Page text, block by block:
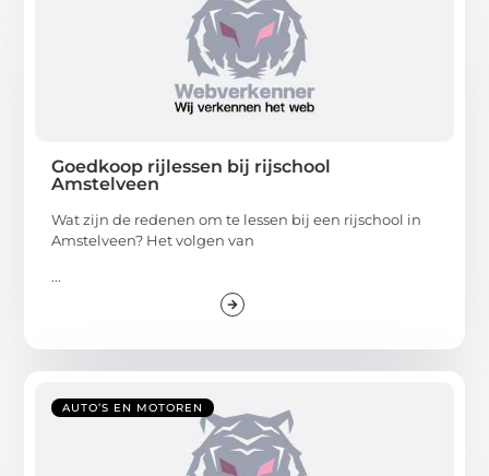
Goedkoop rijlessen bij rijschool
Amstelveen
Wat zijn de redenen om te lessen bij een rijschool in
Amstelveen? Het volgen van
...
AUTO’S EN MOTOREN